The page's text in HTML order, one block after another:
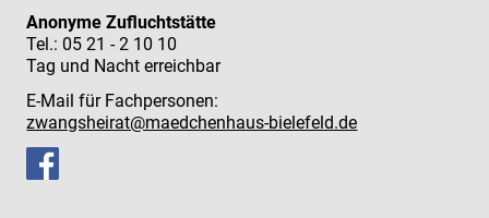
Anonyme Zufluchtstätte
Tel.: 05 21 - 2 10 10
Tag und Nacht erreichbar
E-Mail für Fachpersonen:
zwangsheirat@maedchenhaus-bielefeld.de